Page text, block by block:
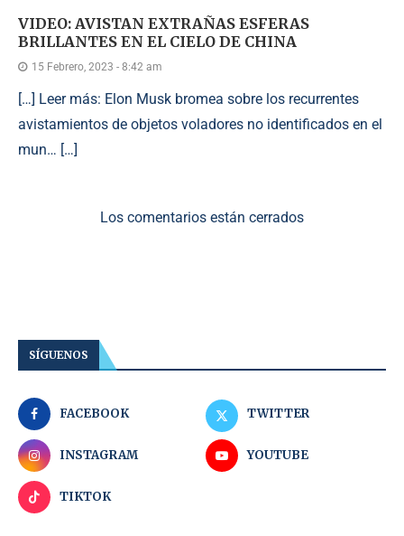
VIDEO: AVISTAN EXTRAÑAS ESFERAS
BRILLANTES EN EL CIELO DE CHINA
15 Febrero, 2023 - 8:42 am
[…] Leer más: Elon Musk bromea sobre los recurrentes
avistamientos de objetos voladores no identificados en el
mun… […]
Los comentarios están cerrados
SÍGUENOS
FACEBOOK TWITTER
INSTAGRAM YOUTUBE
TIKTOK